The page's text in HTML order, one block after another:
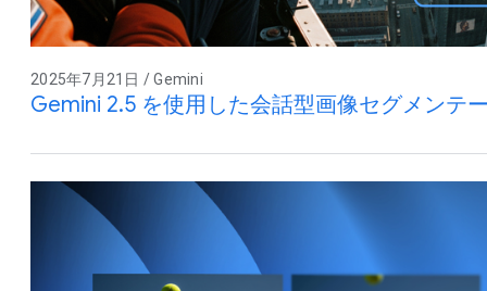
2025年7月21日 / Gemini
Gemini 2.5 を使用した会話型画像セグメンテ